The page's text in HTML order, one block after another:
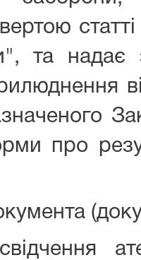
та надає
про